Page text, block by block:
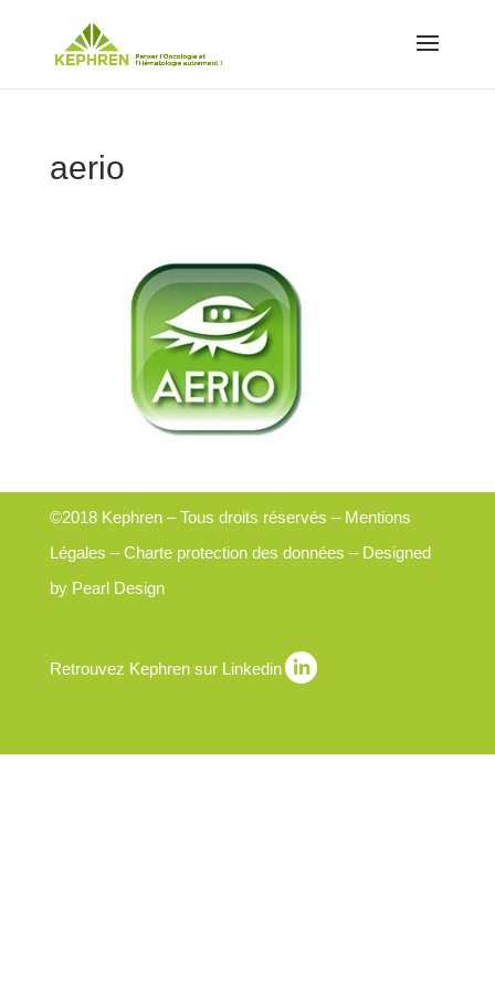
aerio
©2018 Kephren – Tous droits réservés – Mentions
Légales –Charte protection des données – Designed
by Pearl Design
Retrouvez Kephren sur Linkedin